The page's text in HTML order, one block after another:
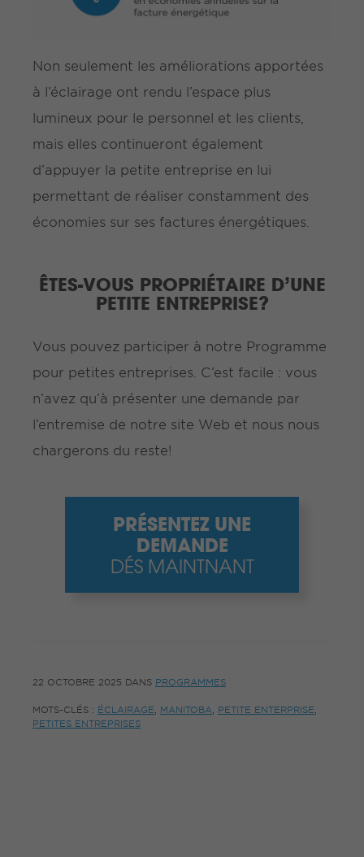
Non seulement les améliorations apportées
à l’éclairage ont rendu l’espace plus
lumineux pour le personnel et les clients,
mais elles continueront également
d’appuyer la petite entreprise en lui
permettant de réaliser constamment des
économies sur ses factures énergétiques.
ÊTES-VOUS PROPRIÉTAIRE D’UNE
PETITE ENTREPRISE?
Vous pouvez participer à notre Programme
pour petites entreprises. C’est facile : vous
n’avez qu’à présenter une demande par
l’entremise de notre site Web et nous nous
chargerons du reste!
PRÉSENTEZ UNE
DEMANDE
DÉS MAINTNANT
22 OCTOBRE 2025 DANS PROGRAMMES
MOTS-CLÉS : ÉCLAIRAGE MANITOBA PETITE ENTERPRISE
PETITES ENTREPRISES